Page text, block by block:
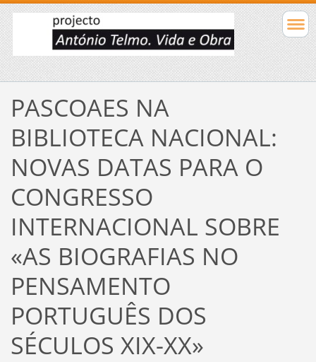
PASCOAES NA
BIBLIOTECA NACIONAL:
NOVAS DATAS PARA O
CONGRESSO
INTERNACIONAL SOBRE
«AS BIOGRAFIAS NO
PENSAMENTO
PORTUGUÊS DOS
SÉCULOS XIX-XX»